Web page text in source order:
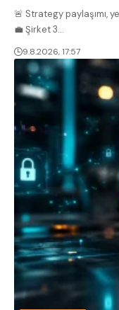
🚨 Strategy paylaşımı,
💼 Şirket 3…
9.8.2026, 17:57